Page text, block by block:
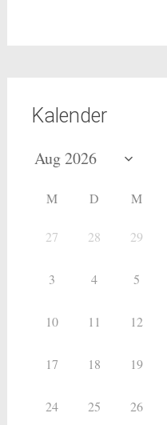
Kalender
M D M
27 28 29
3 4 5
10 11 12
17 18 19
24 25 26